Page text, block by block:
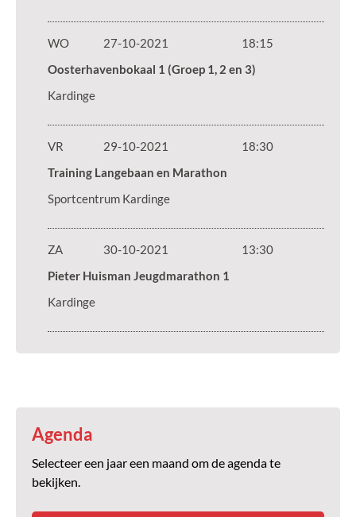
WO 27-10-2021
18:15
Oosterhavenbokaal 1 (Groep 1, 2 en 3)
Kardinge
VR 29-10-2021
18:30
Training Langebaan en Marathon
Sportcentrum Kardinge
ZA 30-10-2021
13:30
Pieter Huisman Jeugdmarathon 1
Kardinge
Agenda
Selecteer een jaar een maand om de agenda te
bekijken.